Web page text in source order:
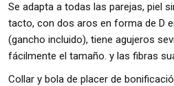
Se adapta a todas las parejas, piel
tacto, con dos aros en forma de D
(gancho incluido), tiene agujeros
fácilmente el tamaño. y las fibras
Collar y bola de placer de